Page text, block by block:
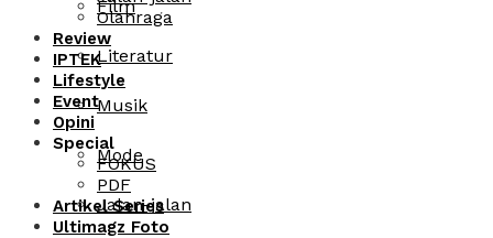
Film
Literatur
Musik
Mode
Jalan-jalan
Olahraga
Review
IPTEK
Lifestyle
Event
Opini
Special
FOKUS
PDF
Artikel Series
Ultimagz Foto